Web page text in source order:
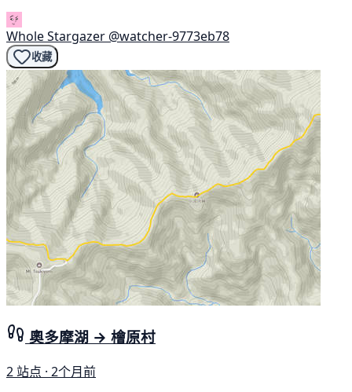
Whole Stargazer @watcher-9773eb78
收藏
奧多摩湖 → 檜原村
2 站点 · 2个月前